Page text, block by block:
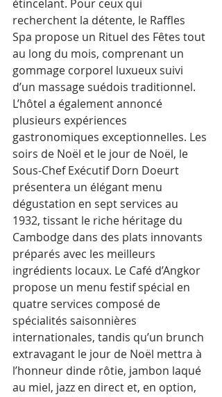
étincelant. Pour ceux qui
recherchent la détente, le Raffles
Spa propose un Rituel des Fêtes tout
au long du mois, comprenant un
gommage corporel luxueux suivi
d’un massage suédois traditionnel.
L’hôtel a également annoncé
plusieurs expériences
gastronomiques exceptionnelles. Les
soirs de Noël et le jour de Noël, le
Sous-Chef Exécutif Dorn Doeurt
présentera un élégant menu
dégustation en sept services au
1932, tissant le riche héritage du
Cambodge dans des plats innovants
préparés avec les meilleurs
ingrédients locaux. Le Café d’Angkor
propose un menu festif spécial en
quatre services composé de
spécialités saisonnières
internationales, tandis qu’un brunch
extravagant le jour de Noël mettra à
l’honneur dinde rôtie, jambon laqué
au miel, jazz en direct et, en option,